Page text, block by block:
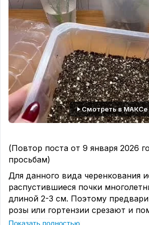
4-я неделя:комплексное
15:5:30, азофоска, огуречное) 10-
Пусть ваши растения будут
Было полезно? Поставьте 👍♥️🔥
✍️
Выращиваем вместе с Ольгой
Смотреть в МАКСе
(Повтор поста от 9 января 2026
просьбам)
Для данного вида черенкования
распустившиеся почки
длиной 2-3 см. Поэтому
розы или гортензии срезают и
Почки проснутся и через 2-3
Показать полностью